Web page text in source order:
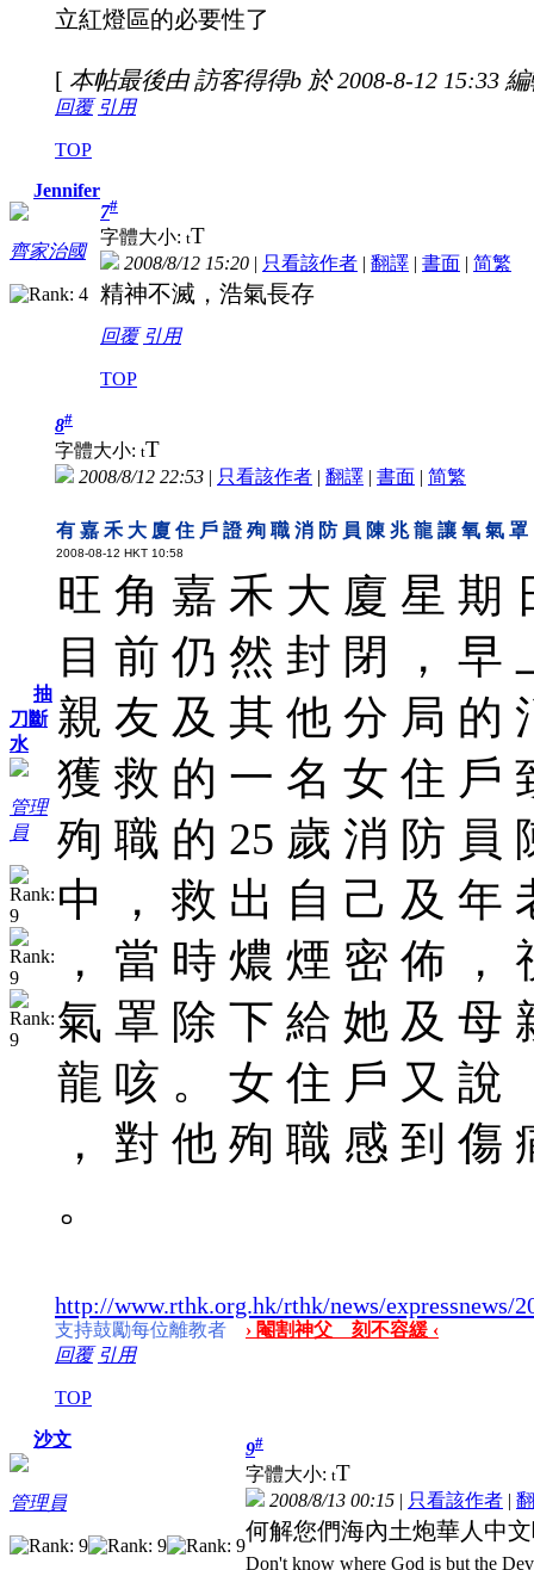
立紅燈區的必要性了
[ 本帖最後由 訪客得得b 於 2008-8-12 15:33
回覆 引用
TOP
Jennifer
齊家治國
7#
字體大小: tT
2008/8/12 15:20 | 只看該作者 | 翻譯 | 書面 | 简繁
精神不滅，浩氣長存
回覆 引用
TOP
抽
刀斷
水
管理
員
8#
字體大小: tT
2008/8/12 22:53 | 只看該作者 | 翻譯 | 書面 | 简繁
有 嘉 禾 大 廈 住 戶 證 殉 職 消 防 員 陳 兆 龍 讓 氧 氣 罩
2008-08-12 HKT 10:58
旺 角 嘉 禾 大 廈 星 期
目 前 仍 然 封 閉 ， 早
親 友 及 其 他 分 局 的
獲 救 的 一 名 女 住 戶
殉 職 的 25 歲 消 防 員
中 ， 救 出 自 己 及 年
， 當 時 燶 煙 密 佈 ，
氣 罩 除 下 給 她 及 母
龍 咳 。 女 住 戶 又 說
， 對 他 殉 職 感 到 傷
。
http://www.rthk.org.hk/rthk/news/expressnews/
支持鼓勵每位離教者
› 閹割神父 刻不容緩 ‹
回覆 引用
TOP
沙文
管理員
9#
字體大小: tT
2008/8/13 00:15 | 只看該作者 |
何解您們海內土炮華人中
Don't know where God is but the